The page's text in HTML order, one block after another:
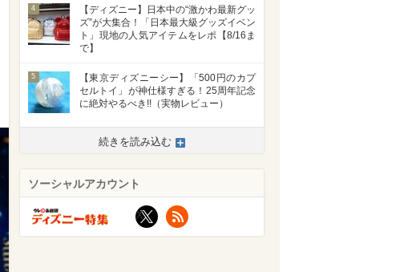
4
【ディズニー】日本中の“激かわ最新グッ
ズ”が大集合！「日本最大級グッズイベン
ト」現地の人気アイテムをレポ【8/16ま
で】
5
【東京ディズニーシー】「500円のカプ
セルトイ」が神仕様すぎる！25周年記念
に絶対やるべき!!（実物レビュー）
続きを読み込む
ソーシャルアカウント
X